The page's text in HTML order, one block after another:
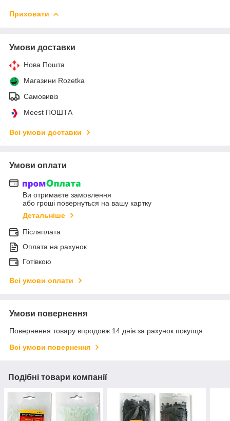
Приховати
Умови доставки
Нова Пошта
Магазини Rozetka
Самовивіз
Meest ПОШТА
Всі умови доставки
Умови оплати
Ви отримаєте замовлення
або гроші повернуться на вашу картку
Детальніше
Післяплата
Оплата на рахунок
Готівкою
Всі умови оплати
Умови повернення
Повернення товару впродовж 14 днів за рахунок покупця
Всі умови повернення
Подібні товари компанії